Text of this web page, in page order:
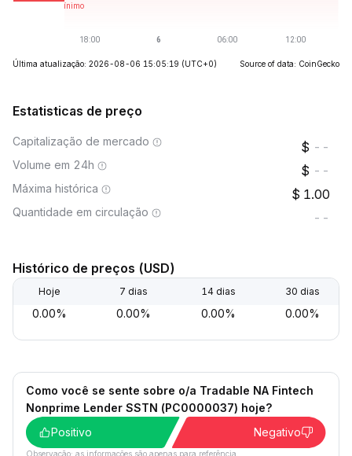
Última atualização: 2026-08-06 15:05:19 (UTC+0) Source of data: CoinGecko
Estatisticas de preço
Capitalização de mercado --
Volume em 24h --
Máxima histórica 1.00
Quantidade em circulação --
Histórico de preços (USD)
Hoje 7 dias 14 dias 30 dias
0.00% 0.00% 0.00% 0.00%
Como você se sente sobre o/a Tradable NA Fintech
Nonprime Lender SSTN (PC0000037) hoje?
Positivo
Negativo
Observação: as informações são apenas para referência.